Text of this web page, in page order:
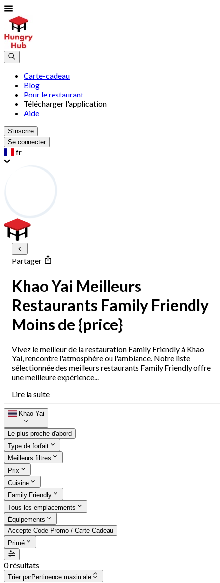
Carte-cadeau
Blog
Pour le restaurant
Télécharger l'application
Aide
S'inscrire
Se connecter
fr
Partager
Khao Yai Meilleurs
Restaurants Family Friendly
Moins de {price}
Vivez le meilleur de la restauration Family Friendly à Khao
Yai, rencontre l'atmosphère ou l'ambiance. Notre liste
sélectionnée des meilleurs restaurants Family Friendly offre
une meilleure expérience...
Lire la suite
Khao Yai
Le plus proche d'abord
Type de forfait
Meilleurs filtres
Prix
Cuisine
Family Friendly
Tous les emplacements
Équipements
Accepte Code Promo / Carte Cadeau
Primé
0 résultats
Trier parPertinence maximale